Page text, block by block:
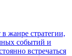
жанре стратегии,
событий и
встречаться